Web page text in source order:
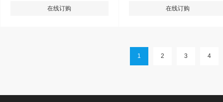
在线订购 在线订购
1 2 3 4